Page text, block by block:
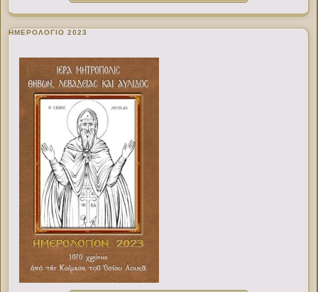
ΗΜΕΡΟΛΟΓΙΟ 2023